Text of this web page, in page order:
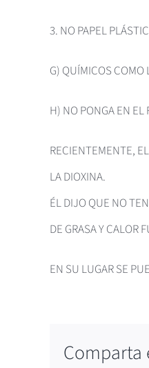
3. NO PAPEL
G) QUÍMICOS COMO
H) NO PONGA EN EL
RECIENTEMENTE,
LA DIOXINA.
ÉL DIJO QUE NO
DE GRASA Y CALOR
EN SU LUGAR SE
Comparta